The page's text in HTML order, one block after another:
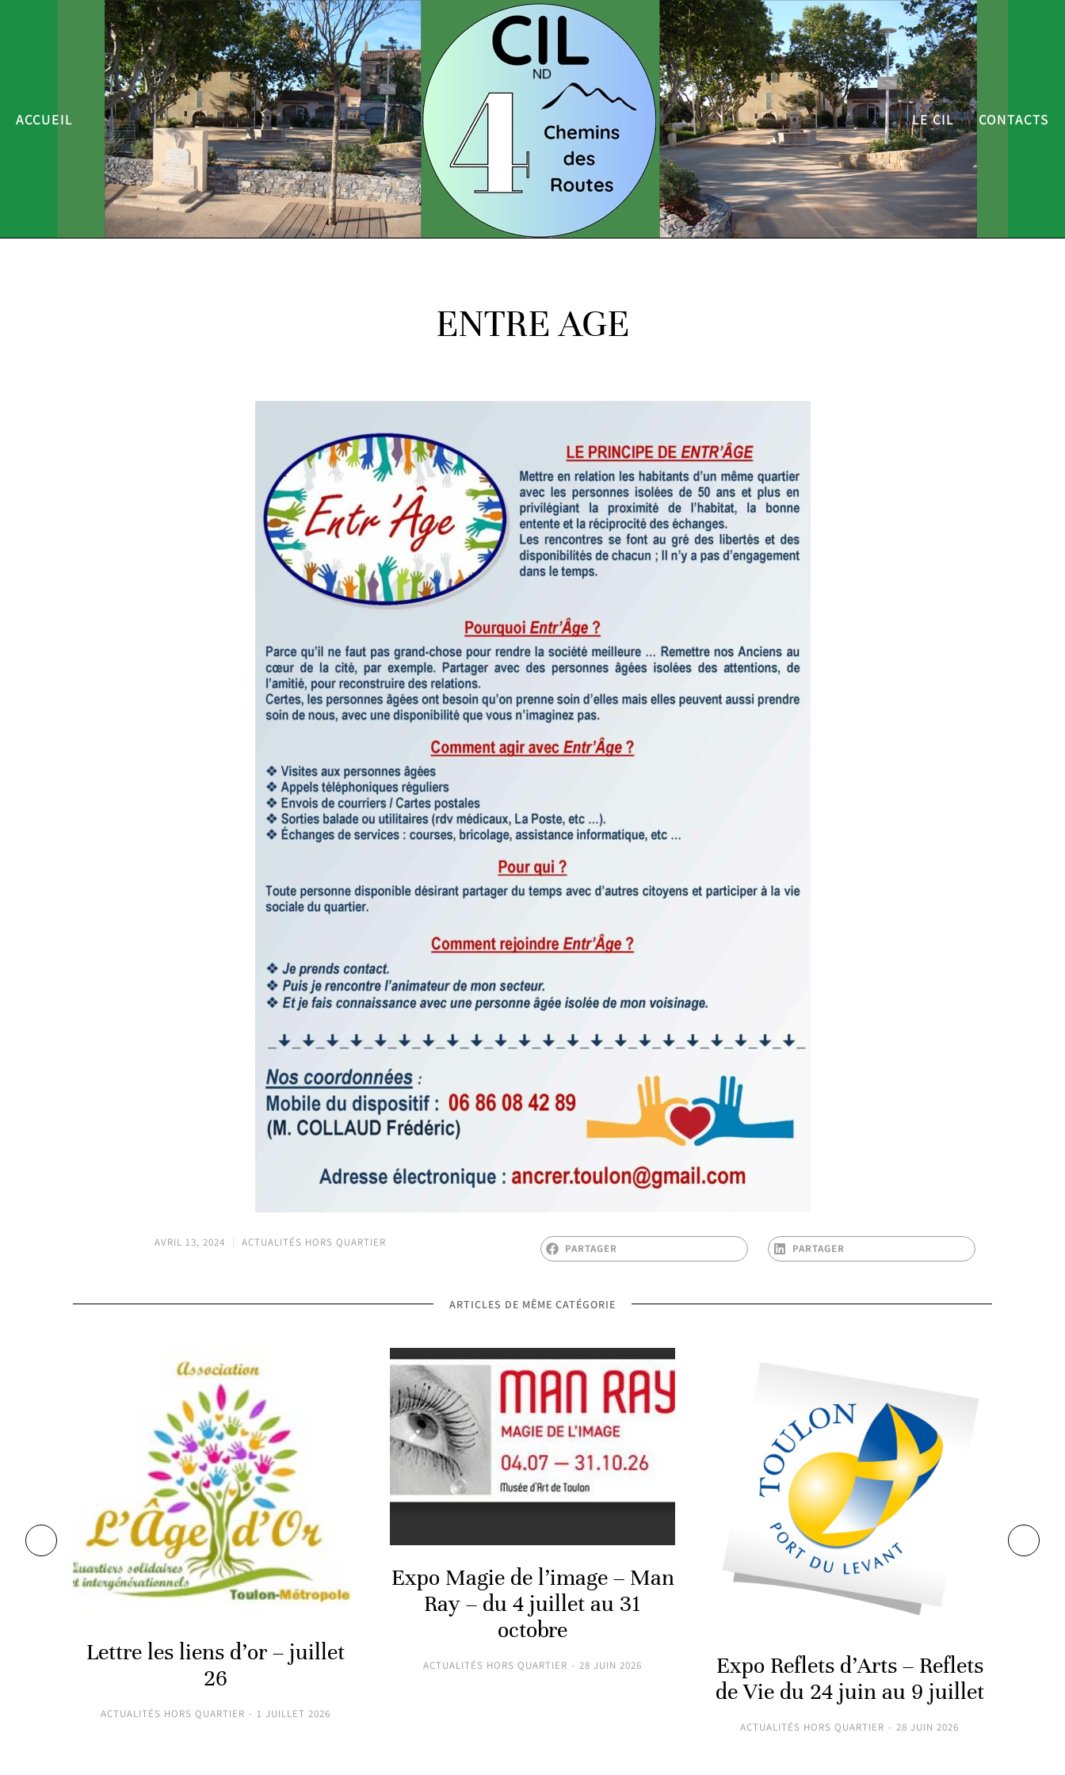
ACCUEIL LE CIL CONTACTS
ENTRE AGE
AVRIL 13, 2024 ACTUALITÉS HORS QUARTIER PARTAGER PARTAGER
ARTICLES DE MÊME CATÉGORIE
Lettre les liens d’or – juillet
26
ACTUALITÉS HORS QUARTIER 1 JUILLET 2026
Expo Magie de l’image – Man
Ray – du 4 juillet au 31
octobre
ACTUALITÉS HORS QUARTIER 28 JUIN 2026
Expo Reflets d’Arts – Reflets
de Vie du 24 juin au 9 juillet
ACTUALITÉS HORS QUARTIER 28 JUIN 2026